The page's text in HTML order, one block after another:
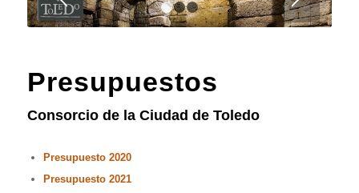
1 2 3
Presupuestos
Consorcio de la Ciudad de Toledo
Presupuesto 2020
Presupuesto 2021